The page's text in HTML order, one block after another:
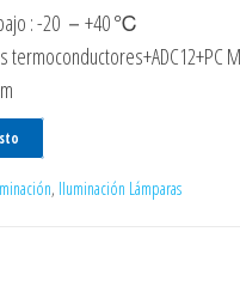
: -20 －+40 ℃
termoconductores+ADC12+PC
, Iluminación Lámparas